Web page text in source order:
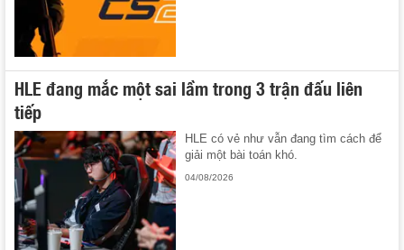
HLE đang mắc một sai lầm trong 3 trận đấu liên
tiếp
HLE có vẻ như vẫn đang tìm cách để
giải một bài toán khó.
04/08/2026